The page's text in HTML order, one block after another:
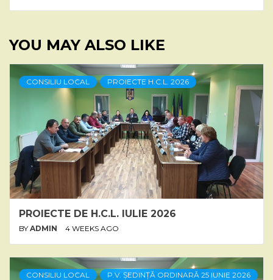
YOU MAY ALSO LIKE
CONSILIU LOCAL PROIECTE H.C.L. 2026
PROIECTE DE H.C.L. IULIE 2026
BY ADMIN 4 WEEKS AGO
CONSILIU LOCAL
P.V. ȘEDINȚĂ ORDINARĂ 25 IUNIE 2026